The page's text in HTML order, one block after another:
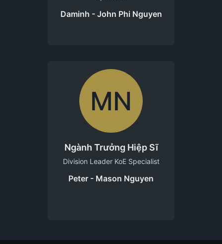
Daminh - John Phi Nguyen
MN
Ngành Trưởng Hiệp Sĩ
Division Leader KoE Specialist
Peter - Mason Nguyen